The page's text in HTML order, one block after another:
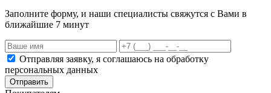
Заполните форму, и наши специалисты свяжутся с Вами в
ближайшие 7 минут
Отправляя заявку, я соглашаюсь на обработку
персональных данных
Отправить